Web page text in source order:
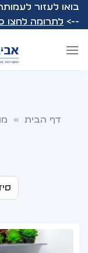
Skip
to
--> לתרומה לחצו
דף הבית »